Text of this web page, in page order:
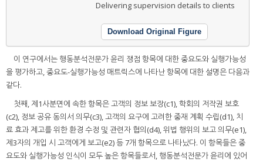
Delivering supervision details to clients
Download Original Figure
이 연구에서는 행동분석전문가 윤리 쟁점 항목에 대한 중요도와 실행가능성
을 평가하고, 중요도-실행가능성 매트릭스에 나타난 항목에 대한 설명은 다음과
같다.
첫째, 제1사분면에 속한 항목은 고객의 정보 보장(c1), 학회의 저작권 보호
(c2), 정보 공유 동의서 의무(c3), 고객의 요구에 고려한 중재 계획 수립(d1), 치
료 효과 제고를 위한 환경 수정 및 관련자 협의(d4), 위법 행위의 보고 의무(e1),
제3자의 개입 시 고객에게 보고(e2) 등 7개 항목으로 나타났다. 이 항목들은 중
요도와 실행가능성 인식이 모두 높은 항목들로서, 행동분석전문가 윤리에 있어